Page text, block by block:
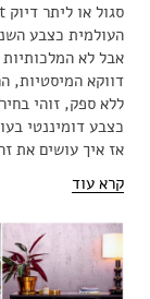
העולמית כצבע
אבל לא
דווקא המיסטיות,
ללא ספק, זוהי
כצבע דומיננטי
אז איך עושים את
קרא עוד